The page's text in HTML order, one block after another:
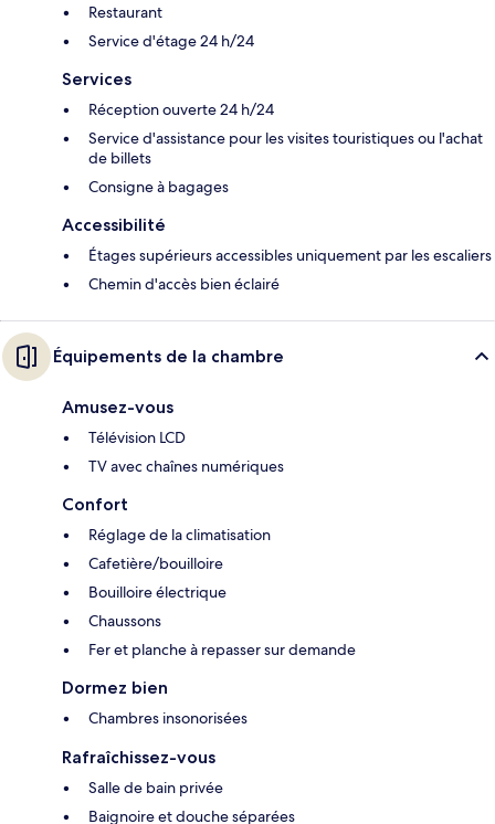
Restaurant
Service d'étage 24 h/24
Services
Réception ouverte 24 h/24
Service d'assistance pour les visites touristiques ou l'achat
de billets
Consigne à bagages
Accessibilité
Étages supérieurs accessibles uniquement par les escaliers
Chemin d'accès bien éclairé
Équipements de la chambre
Amusez-vous
Télévision LCD
TV avec chaînes numériques
Confort
Réglage de la climatisation
Cafetière/bouilloire
Bouilloire électrique
Chaussons
Fer et planche à repasser sur demande
Dormez bien
Chambres insonorisées
Rafraîchissez-vous
Salle de bain privée
Baignoire et douche séparées